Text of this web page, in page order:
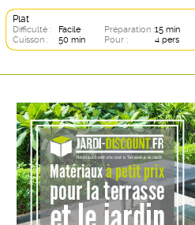
Plat
Difficulté : Facile Préparation :15 min
Cuisson :
50 min Pour : 4 pers